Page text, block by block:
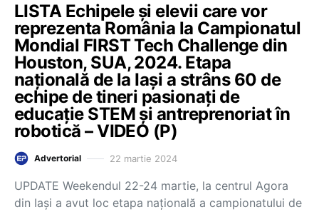
LISTA Echipele și elevii care vor
reprezenta România la Campionatul
Mondial FIRST Tech Challenge din
Houston, SUA, 2024. Etapa
națională de la Iași a strâns 60 de
echipe de tineri pasionați de
educație STEM și antreprenoriat în
robotică – VIDEO (P)
Advertorial 22 martie 2024
UPDATE Weekendul 22-24 martie, la centrul Agora
din Iași a avut loc etapa națională a campionatului de